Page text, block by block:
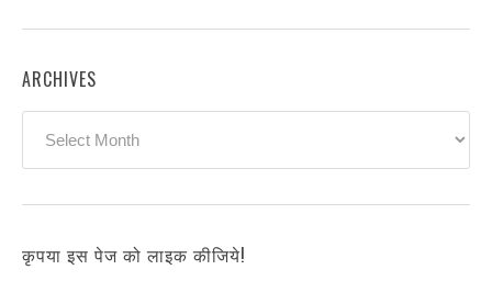
ARCHIVES
कृपया इस पेज को लाइक कीजिये!